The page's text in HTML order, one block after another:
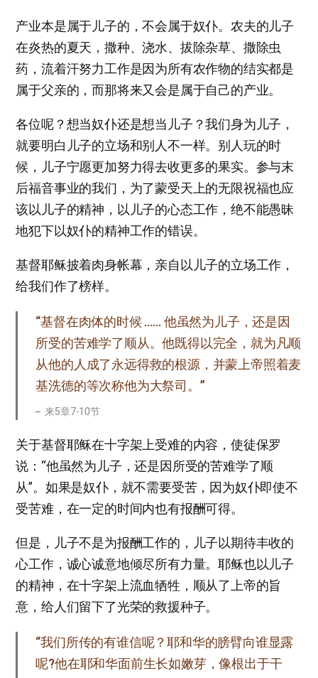
产业本是属于儿子的，不会属于奴仆。农夫的儿子
在炎热的夏天，撒种、浇水、拔除杂草、撒除虫
药，流着汗努力工作是因为所有农作物的结实都是
属于父亲的，而那将来又会是属于自己的产业。
各位呢？想当奴仆还是想当儿子？我们身为儿子，
就要明白儿子的立场和别人不一样。别人玩的时
候，儿子宁愿更加努力得去收更多的果实。参与末
后福音事业的我们，为了蒙受天上的无限祝福也应
该以儿子的精神，以儿子的心态工作，绝不能愚昧
地犯下以奴仆的精神工作的错误。
基督耶稣披着肉身帐幕，亲自以儿子的立场工作，
给我们作了榜样。
“基督在肉体的时候 …… 他虽然为儿子，还是因
所受的苦难学了顺从。他既得以完全，就为凡顺
从他的人成了永远得救的根源，并蒙上帝照着麦
基洗德的等次称他为大祭司。”
来5章7-10节
关于基督耶稣在十字架上受难的内容，使徒保罗
说：“他虽然为儿子，还是因所受的苦难学了顺
从”。如果是奴仆，就不需要受苦，因为奴仆即使不
受苦难，在一定的时间内也有报酬可得。
但是，儿子不是为报酬工作的，儿子以期待丰收的
心工作，诚心诚意地倾尽所有力量。耶稣也以儿子
的精神，在十字架上流血牺牲，顺从了上帝的旨
意，给人们留下了光荣的救援种子。
“我们所传的有谁信呢？耶和华的膀臂向谁显露
呢?他在耶和华面前生长如嫩芽，像根出于干